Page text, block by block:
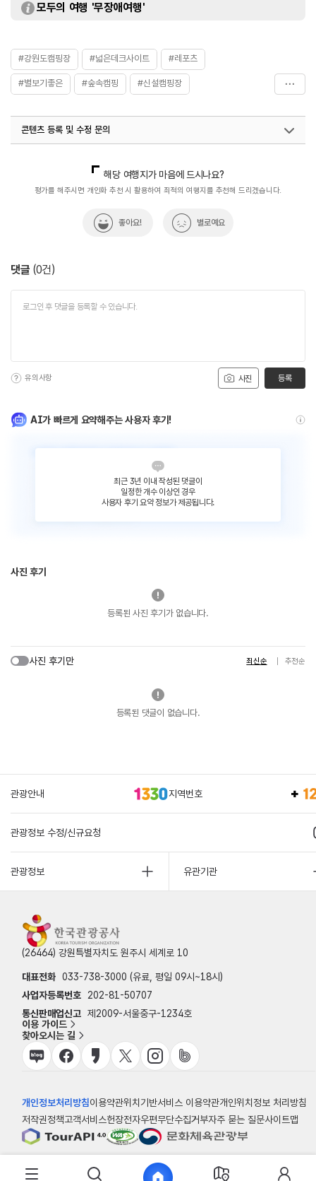
모두의 여행 '무장애여행'
#강원도캠핑장 #넓은데크사이트 #레포츠
#별보기좋은 #숲속캠핑 #신설캠핑장
콘텐츠 등록 및 수정 문의
지역콘텐츠육성팀(반려동물동반여행)
02-7299-582
해당 여행지가 마음에 드시나요?
평가를 해주시면 개인화 추천 시 활용하여 최적의 여행지를 추천해 드리겠습니다.
좋아요! 별로예요
댓글 (0건)
사진
유의사항 등록
AI가 빠르게 요약해주는 사용자 후기!
최근 3년 이내 작성된 댓글이
일정한 개수 이상인 경우
사용자 후기 요약 정보가 제공됩니다.
사진 후기
등록된 사진 후기가 없습니다.
사진 후기만 최신순 추천순
등록된 댓글이 없습니다.
관광안내 지역번호
관광정보 수정/신규요청
관광정보 유관기관
(26464) 강원특별자치도 원주시 세계로 10
대표전화 033-738-3000 (유료, 평일 09시~18시)
사업자등록번호
202-81-50707
통신판매업신고 제2009-서울중구-1234호
이용 가이드
찾아오시는 길
개인정보처리방침이용약관위치기반서비스 이용약관개인위치정보 처리방침
저작권정책고객서비스헌장전자우편무단수집거부자주 묻는 질문사이트맵
© 한국관광공사